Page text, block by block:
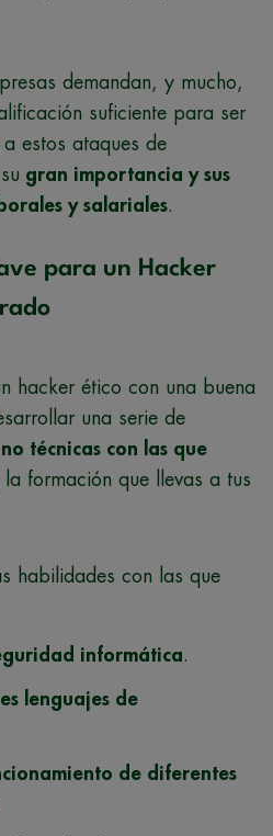
demandan, y mucho,
suficiente para ser
estos ataques de
gran importancia y sus
y salariales
para un Hacker
hacker ético con una buena
una serie de
técnicas con las que
la formación que llevas a tus
habilidades con las que
informática
lenguajes de
de diferentes